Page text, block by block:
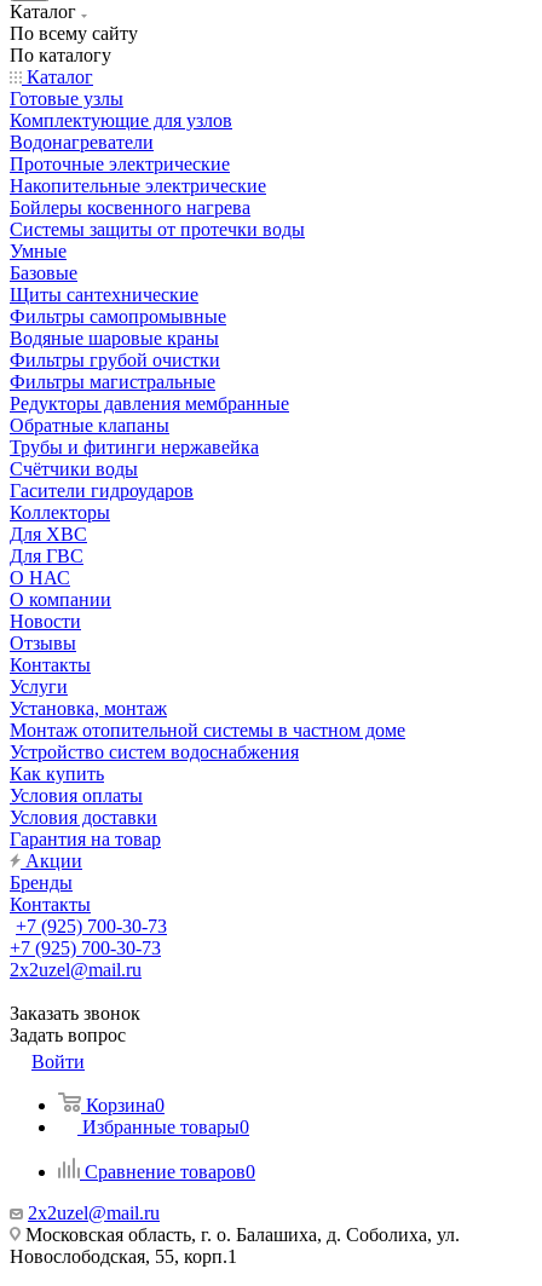
Каталог
По всему сайту
По каталогу
Каталог
Готовые узлы
Комплектующие для узлов
Водонагреватели
Проточные электрические
Накопительные электрические
Бойлеры косвенного нагрева
Системы защиты от протечки воды
Умные
Базовые
Щиты сантехнические
Фильтры самопромывные
Водяные шаровые краны
Фильтры грубой очистки
Фильтры магистральные
Редукторы давления мембранные
Обратные клапаны
Трубы и фитинги нержавейка
Счётчики воды
Гасители гидроударов
Коллекторы
Для ХВС
Для ГВС
О НАС
О компании
Новости
Отзывы
Контакты
Услуги
Установка, монтаж
Монтаж отопительной системы в частном доме
Устройство систем водоснабжения
Как купить
Условия оплаты
Условия доставки
Гарантия на товар
Акции
Бренды
Контакты
+7 (925) 700-30-73
+7 (925) 700-30-73
2x2uzel@mail.ru
Заказать звонок
Задать вопрос
Войти
Корзина0
Избранные товары0
Сравнение товаров0
2x2uzel@mail.ru
Московская область, г. о. Балашиха, д. Соболиха, ул.
Новослободская, 55, корп.1